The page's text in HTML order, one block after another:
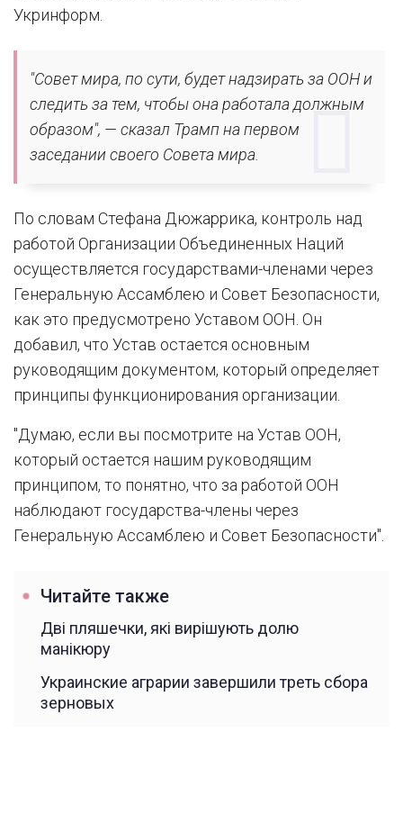
Укринформ.
"Совет мира, по сути, будет надзирать за ООН и
следить за тем, чтобы она работала должным
образом", — сказал Трамп на первом
заседании своего Совета мира.
По словам Стефана Дюжаррика, контроль над
работой Организации Объединенных Наций
осуществляется государствами-членами через
Генеральную Ассамблею и Совет Безопасности,
как это предусмотрено Уставом ООН. Он
добавил, что Устав остается основным
руководящим документом, который определяет
принципы функционирования организации.
"Думаю, если вы посмотрите на Устав ООН,
который остается нашим руководящим
принципом, то понятно, что за работой ООН
наблюдают государства-члены через
Генеральную Ассамблею и Совет Безопасности".
Читайте также
Дві пляшечки, які вирішують долю
манікюру
Украинские аграрии завершили треть сбора
зерновых